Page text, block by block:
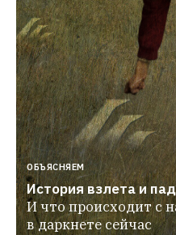
ОБЪЯСНЯЕМ
История взлета и
И что происходит с
в даркнете сейчас